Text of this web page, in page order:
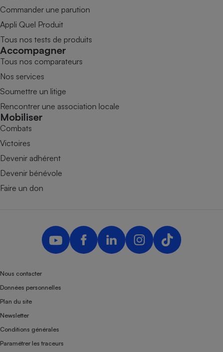
Commander une parution
Appli Quel Produit
Tous nos tests de produits
Accompagner
Tous nos comparateurs
Nos services
Soumettre un litige
Rencontrer une association locale
Mobiliser
Combats
Victoires
Devenir adhérent
Devenir bénévole
Faire un don
Nous contacter
Données personnelles
Plan du site
Newsletter
Conditions générales
Paramétrer les traceurs